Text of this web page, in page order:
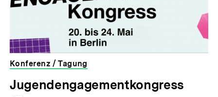
Konferenz / Tagung
Jugendengagementkongress